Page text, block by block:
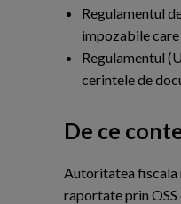
Regulamentul
impozabile care
Regulamentul
cerintele de
De ce
Autoritatea fiscala
raportate prin